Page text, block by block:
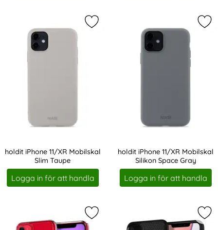
holdit iPhone 11/XR Mobilskal
Slim Taupe
Art. nr 219604
Logga in för att handla
Markera holdit iPhone 11/XR
holdit iPhone 11/XR Mobilskal
Silikon Space Gray
Art. nr 219919
Logga in för att handla
Markera spigen iPhone 11 Skal